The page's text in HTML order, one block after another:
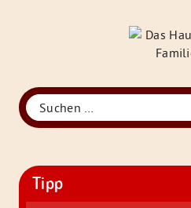
Familie
Suche
Suchen
nach:
Tipp